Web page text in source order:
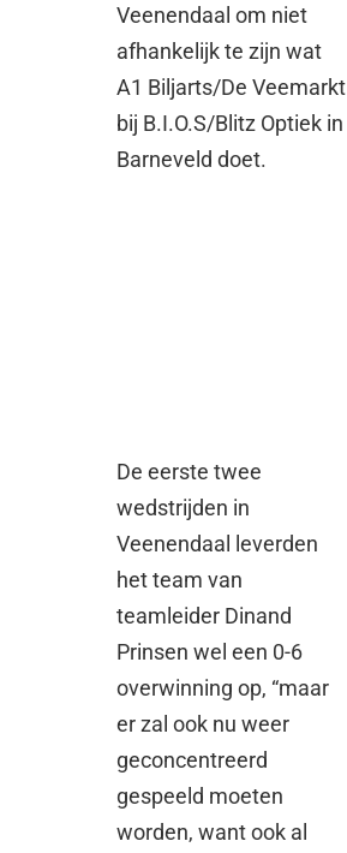
Veenendaal om niet
afhankelijk te zijn wat
A1 Biljarts/De Veemarkt
bij B.I.O.S/Blitz Optiek in
Barneveld doet.
De eerste twee
wedstrijden in
Veenendaal leverden
het team van
teamleider Dinand
Prinsen wel een 0-6
overwinning op, “maar
er zal ook nu weer
geconcentreerd
gespeeld moeten
worden, want ook al